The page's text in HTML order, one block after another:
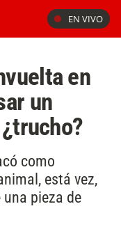
EN VIVO
en
un
como
está vez,
pieza de